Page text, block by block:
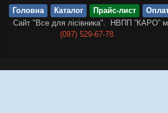
Головна Каталог Прайс-лист
Сайт "Все для лісівника". НВПП ”КАРО”
(097) 529-67-78.